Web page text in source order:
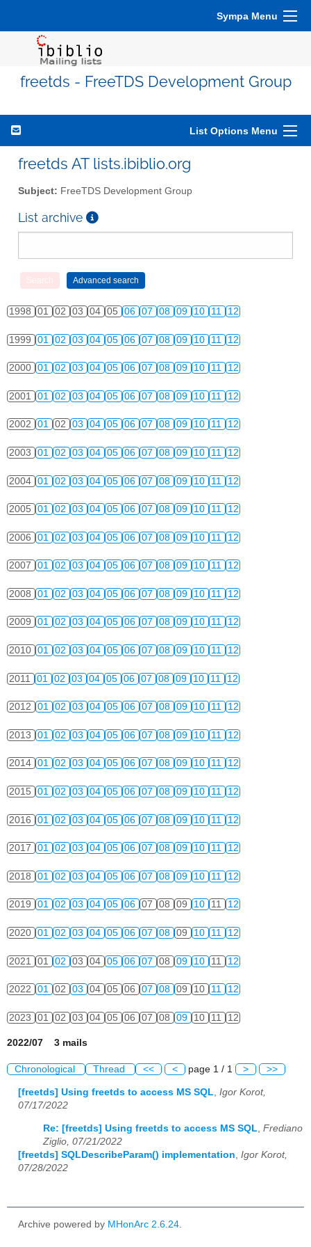
Sympa Menu
freetds - FreeTDS Development Group
List Options Menu
freetds AT lists.ibiblio.org
Subject: FreeTDS Development Group
List archive
1998 01 02 03 04 05 06 07 08 09 10 11 12
1999 01 02 03 04 05 06 07 08 09 10 11 12
2000 01 02 03 04 05 06 07 08 09 10 11 12
2001 01 02 03 04 05 06 07 08 09 10 11 12
2002 01 02 03 04 05 06 07 08 09 10 11 12
2003 01 02 03 04 05 06 07 08 09 10 11 12
2004 01 02 03 04 05 06 07 08 09 10 11 12
2005 01 02 03 04 05 06 07 08 09 10 11 12
2006 01 02 03 04 05 06 07 08 09 10 11 12
2007 01 02 03 04 05 06 07 08 09 10 11 12
2008 01 02 03 04 05 06 07 08 09 10 11 12
2009 01 02 03 04 05 06 07 08 09 10 11 12
2010 01 02 03 04 05 06 07 08 09 10 11 12
2011 01 02 03 04 05 06 07 08 09 10 11 12
2012 01 02 03 04 05 06 07 08 09 10 11 12
2013 01 02 03 04 05 06 07 08 09 10 11 12
2014 01 02 03 04 05 06 07 08 09 10 11 12
2015 01 02 03 04 05 06 07 08 09 10 11 12
2016 01 02 03 04 05 06 07 08 09 10 11 12
2017 01 02 03 04 05 06 07 08 09 10 11 12
2018 01 02 03 04 05 06 07 08 09 10 11 12
2019 01 02 03 04 05 06 07 08 09 10 11 12
2020 01 02 03 04 05 06 07 08 09 10 11 12
2021 01 02 03 04 05 06 07 08 09 10 11 12
2022 01 02 03 04 05 06 07 08 09 10 11 12
2023 01 02 03 04 05 06 07 08 09 10 11 12
2022/07 3 mails
Chronological Thread << < page 1 / 1 > >>
[freetds] Using freetds to access MS SQL Igor Korot,
07/17/2022
Re: [freetds] Using freetds to access MS SQL Frediano
Ziglio, 07/21/2022
[freetds] SQLDescribeParam() implementation Igor Korot,
07/28/2022
Archive powered by MHonArc 2.6.24.